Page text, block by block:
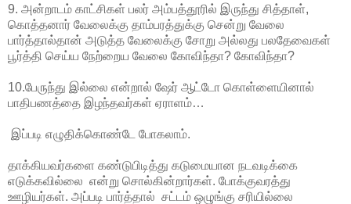
9. அன்றாடம் காட்சிகள் பலர் அம்பத்தூரில் இருந்து சித்தாள்,
கொத்தனார் வேலைக்கு தாம்பரத்துக்கு சென்று வேலை
பார்த்தால்தான் அடுத்த வேலைக்கு சோறு அல்லது பலதேவைகள்
பூர்த்தி செய்ய நேற்றைய வேலை கோவிந்தா? கோவிந்தா?
10.பேருந்து இல்லை என்றால் ஷேர் ஆட்டோ கொள்ளையினால்
பாதிபணத்தை இழந்தவர்கள் ஏராளம்…
இப்படி எழுதிக்கொண்டே போகலாம்.
தாக்கியவர்களை கண்டுபிடித்து கடுமையான நடவடிக்கை
எடுக்கவில்லை என்று சொல்கின்றார்கள். போக்குவரத்து
ஊழியர்கள். அப்படி பார்த்தால் சட்டம் ஒழுங்கு சரியில்லை